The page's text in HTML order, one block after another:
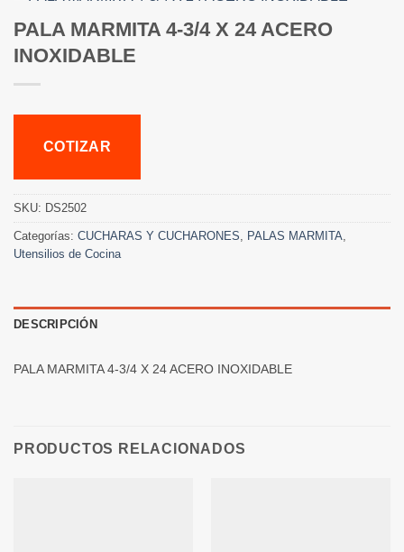
PALA MARMITA 4-3/4 X 24 ACERO
INOXIDABLE
COTIZAR
SKU: DS2502
Categorías: CUCHARAS Y CUCHARONES, PALAS MARMITA,
Utensilios de Cocina
DESCRIPCIÓN
PALA MARMITA 4-3/4 X 24 ACERO INOXIDABLE
PRODUCTOS RELACIONADOS